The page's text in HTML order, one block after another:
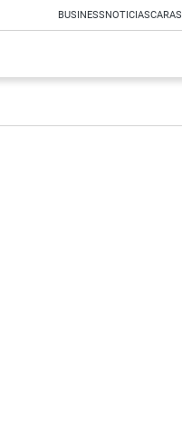
BUSINESSNOTICIASCARAS